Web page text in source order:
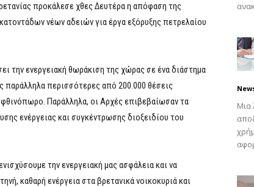
προκάλεσε χθες Δευτέρα η απόφαση της
νέων αδειών για έργα εξόρυξης πετρελαίου
την ενεργειακή θωράκιση της χώρας σε ένα διάστημα
παράλληλα περισσότερες από 200.000 θέσεις
Παράλληλα, οι Αρχές επιβεβαίωσαν τα
ενέργειας και συγκέντρωσης διοξειδίου του
την ενεργειακή μας ασφάλεια και να
καθαρή ενέργεια στα βρετανικά νοικοκυριά και
Μια